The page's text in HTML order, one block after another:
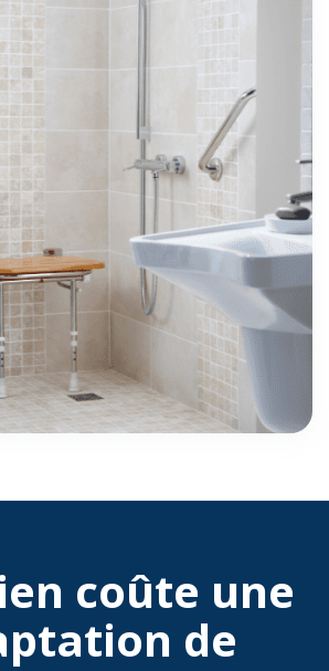
coûte une
de